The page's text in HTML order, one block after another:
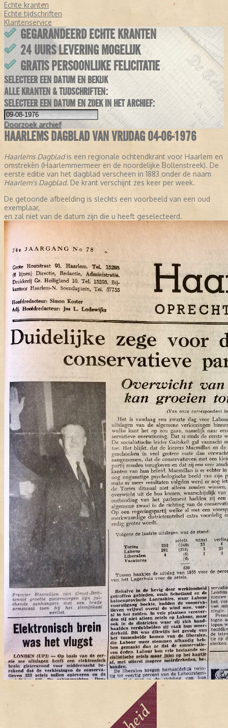
Echte kranten
Echte tijdschriften
Klantenservice
GEGARANDEERD ECHTE KRANTEN
24 UURS LEVERING MOGELIJK
GRATIS PERSOONLIJKE FELICITATIE
SELECTEER EEN DATUM EN BEKIJK
ALLE KRANTEN & TIJDSCHRIFTEN:
SELECTEER EEN DATUM EN ZOEK IN HET ARCHIEF:
Doorzoek archief
HAARLEMS DAGBLAD VAN VRIJDAG 04-06-1976
Haarlems Dagbladis een regionale ochtendkrant voor Haarlem en
omstreken (Haarlemmermeer en de noordelijke Bollenstreek). De
eerste editie van het dagblad verscheen in 1883 onder de naam
Haarlem's Dagblad. De krant verschijnt zes keer per week.
De getoonde afbeelding is slechts een voorbeeld van een oud
exemplaar,
en zal niet van de datum zijn die u heeft geselecteerd.